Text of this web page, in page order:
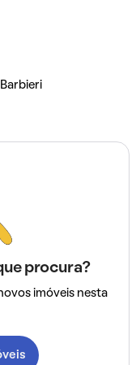
procura?
imóveis nesta